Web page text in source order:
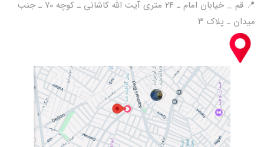
📍 قم _ خیابان امام ـ ۲۴ متری آیت الله کاشانی ـ کوچه ۷۰ ـ جنب
میدان ـ پلاک ۳